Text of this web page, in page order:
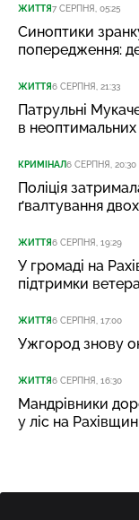
ЖИТТЯ7 СЕРПНЯ, 05:25
Синоптики
попередження:
ЖИТТЯ6 СЕРПНЯ, 21:33
Патрульні
в неоптимальних
КРИМІНАЛ6 СЕРПНЯ, 20:30
Поліція
ґвалтування
ЖИТТЯ6 СЕРПНЯ, 19:29
У громаді на
підтримки
ЖИТТЯ6 СЕРПНЯ, 17:00
Ужгород знову
ЖИТТЯ6 СЕРПНЯ, 16:30
Мандрівники
у ліс на